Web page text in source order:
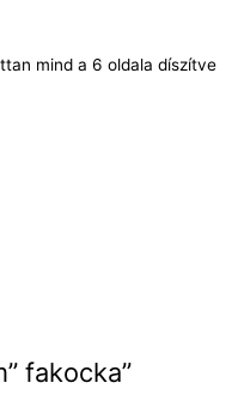
mind a 6 oldala díszítve
fakocka”